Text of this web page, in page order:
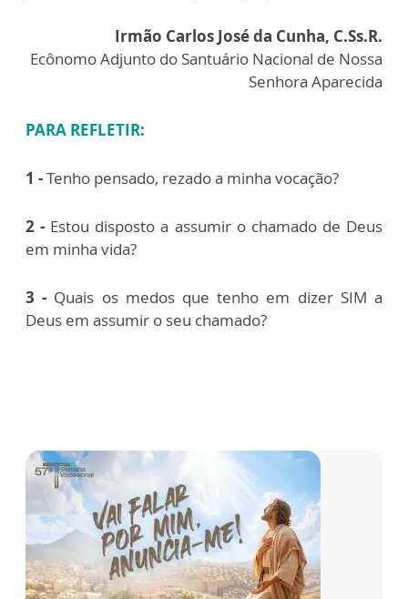
Irmão Carlos José da Cunha, C.Ss.R.
Ecônomo Adjunto do Santuário Nacional de Nossa
Senhora Aparecida
PARA REFLETIR:
1 -Tenho pensado, rezado a minha vocação?
2 - Estou disposto a assumir o chamado de Deus
em minha vida?
3 - Quais os medos que tenho em dizer SIM a
Deus em assumir o seu chamado?